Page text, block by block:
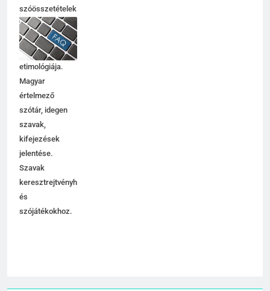
Idegen szavak,
szóösszetételek
jelentése,
magyarázata,
használata,
etimológiája.
Magyar
értelmező
szótár, idegen
szavak,
kifejezések
jelentése.
Szavak
keresztrejtvényhez
és
6
7